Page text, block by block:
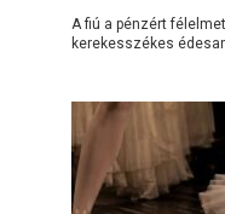
A fiú a pénzért
kerekesszékes